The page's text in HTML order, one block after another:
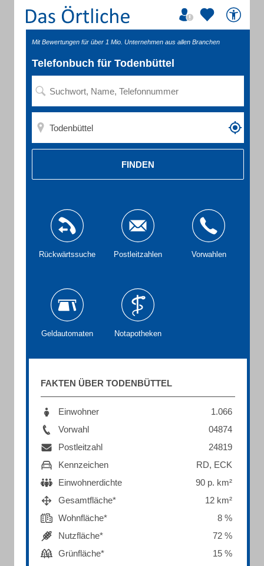
Mit Bewertungen für über 1 Mio. Unternehmen aus allen Branchen
Telefonbuch für Todenbüttel
FINDEN
Rückwärtssuche Postleitzahlen Vorwahlen
Geldautomaten Notapotheken
FAKTEN ÜBER TODENBÜTTEL
Einwohner
1.066
Vorwahl
04874
Postleitzahl
24819
Kennzeichen
RD, ECK
Einwohnerdichte
90 p. km²
Gesamtfläche*
12 km²
Wohnfläche*
8 %
Nutzfläche*
72 %
Grünfläche*
15 %